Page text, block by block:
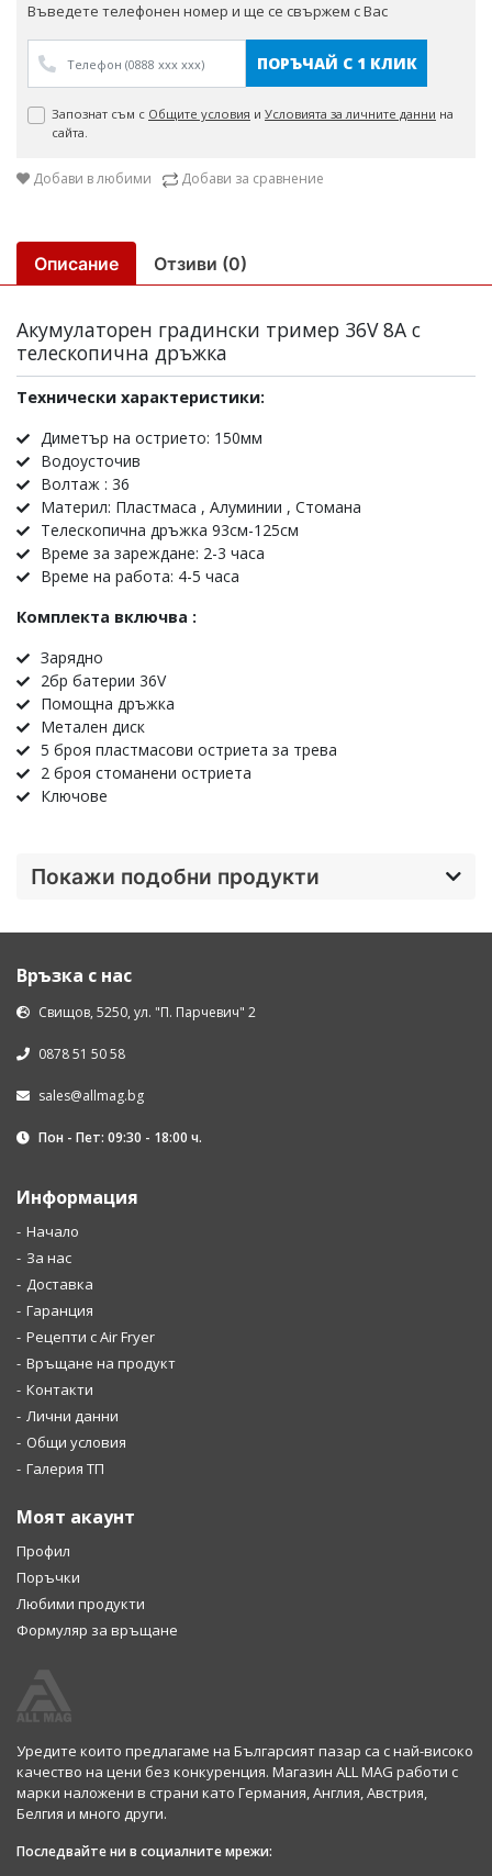
Въведете телефонен номер и ще се свържем с Вас
ПОРЪЧАЙ С 1 КЛИК
Запознат съм с Общите условия и Условията за личните данни на
сайта.
Добави в любими Добави за сравнение
Описание Отзиви (0)
Акумулаторен градински тример 36V 8A с
телескопична дръжка
Технически характеристики:
Диметър на острието: 150мм
Водоусточив
Волтаж : 36
Материл: Пластмаса , Алуминии , Стомана
Телескопична дръжка 93см-125см
Време за зареждане: 2-3 часа
Време на работа: 4-5 часа
Комплекта включва :
Зарядно
2бр батерии 36V
Помощна дръжка
Метален диск
5 броя пластмасови остриета за трева
2 броя стоманени остриета
Ключове
Покажи подобни продукти
Връзка с нас
Свищов, 5250, ул. "П. Парчевич" 2
0878 51 50 58
sales@allmag.bg
Пон - Пет: 09:30 - 18:00 ч.
Информация
Начало
За нас
Доставка
Гаранция
Рецепти с Air Fryer
Връщане на продукт
Контакти
Лични данни
Общи условия
Галерия ТП
Моят акаунт
Профил
Поръчки
Любими продукти
Формуляр за връщане
Уредите които предлагаме на Българсият пазар са с най-високо
качество на цени без конкуренция. Магазин ALL MAG работи с
марки наложени в страни като Германия, Англия, Австрия,
Белгия и много други.
Последвайте ни в социалните мрежи: